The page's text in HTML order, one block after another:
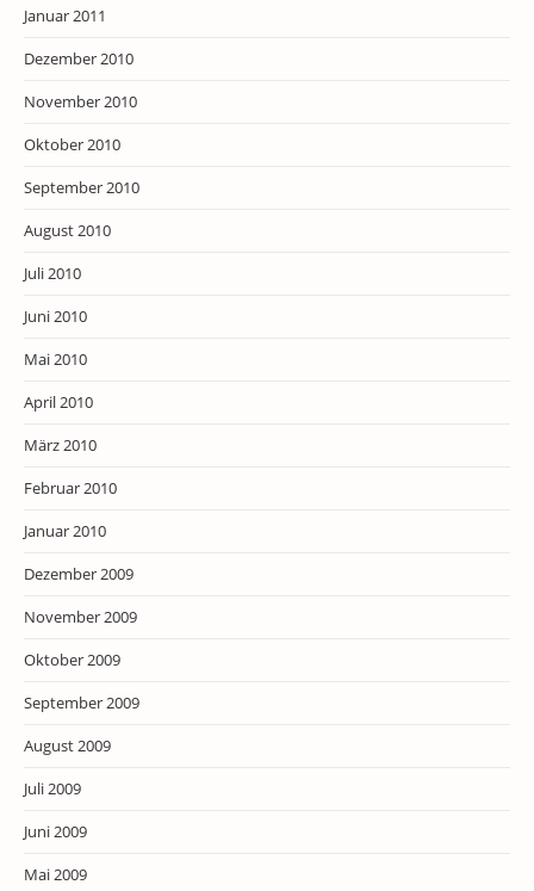
Januar 2011
Dezember 2010
November 2010
Oktober 2010
September 2010
August 2010
Juli 2010
Juni 2010
Mai 2010
April 2010
März 2010
Februar 2010
Januar 2010
Dezember 2009
November 2009
Oktober 2009
September 2009
August 2009
Juli 2009
Juni 2009
Mai 2009